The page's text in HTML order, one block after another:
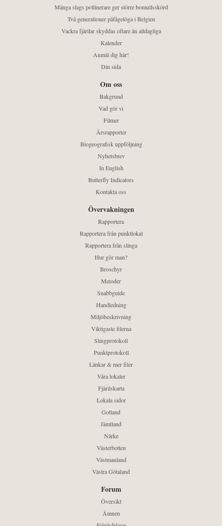
Många slags pollinerare ger större bomullsskörd
Två generationer påfågelöga i Belgien
Vackra fjärilar skyddas oftare än alldagliga
Kalender
Anmäl dig här!
Din sida
Om oss
Bakgrund
Vad gör vi
Filmer
Årsrapporter
Biogeografisk uppföljning
Nyhetsbrev
In English
Butterfly Indicators
Kontakta oss
Övervakningen
Rapportera
Rapportera från punktlokal
Rapportera från slinga
Hur gör man?
Broschyr
Metoder
Snabbguide
Handledning
Miljöbeskrivning
Viktigaste filerna
Slingprotokoll
Punktprotokoll
Länkar & mer filer
Våra lokaler
Fjärilskarta
Lokala sidor
Gotland
Jämtland
Närke
Västerbotten
Västmanland
Västra Götaland
Forum
Översikt
Ämnen